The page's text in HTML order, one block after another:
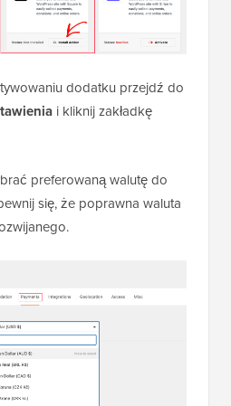
dodatku przejdź do
i kliknij zakładkę
preferowaną walutę do
się, że poprawna waluta